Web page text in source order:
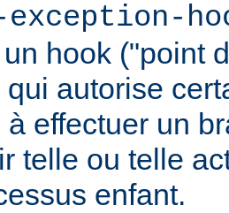
exception-
hook ("point
autorise
à effectuer un
telle ou telle
enfant.